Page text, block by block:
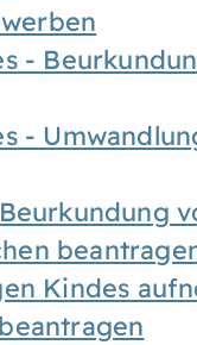
-
-
Kindes